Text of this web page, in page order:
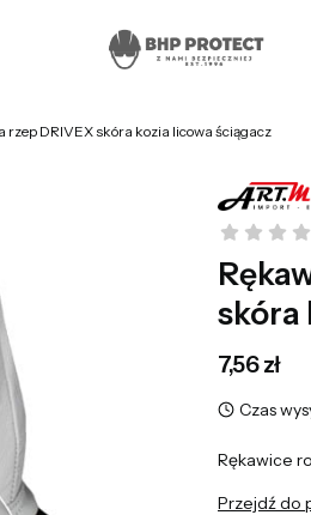
rzep DRIVEX skóra kozia licowa ściągacz
skóra
Cena
7,56 zł
Czas
Rękawice
Przejdź do